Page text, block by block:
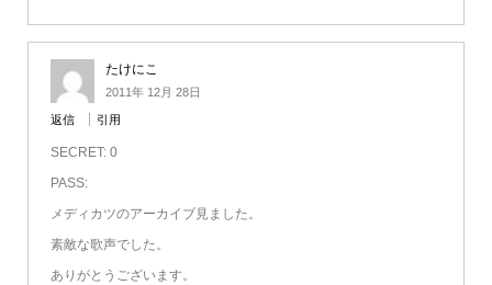
たけにこ
2011年 12月 28日
返信 引用
SECRET: 0
PASS:
メディカツのアーカイブ見ました。
素敵な歌声でした。
ありがとうございます。